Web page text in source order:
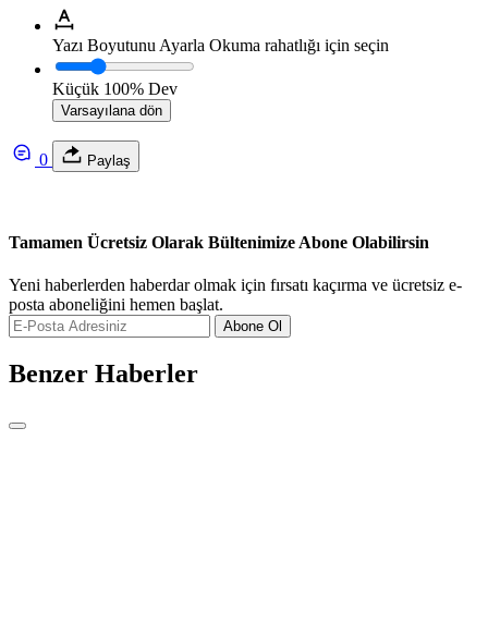
Yazı Boyutunu Ayarla Okuma rahatlığı için seçin
Küçük 100% Dev
Varsayılana dön
0 Paylaş
Tamamen Ücretsiz Olarak Bültenimize Abone Olabilirsin
Yeni haberlerden haberdar olmak için fırsatı kaçırma ve ücretsiz e-
posta aboneliğini hemen başlat.
Abone Ol
Benzer Haberler